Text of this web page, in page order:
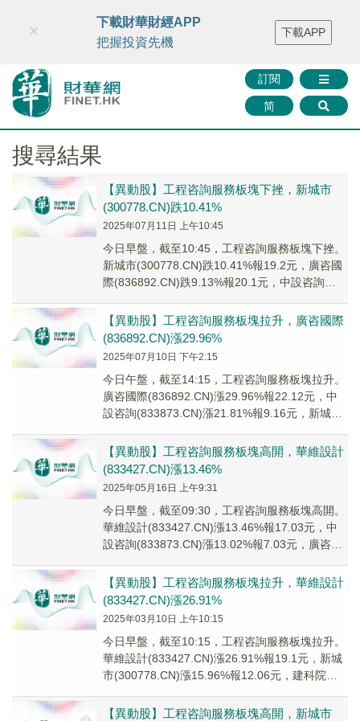
財華智庫網 FINTV FINMETA 財華證券 媒體矩陣
智庫沙龍
聯絡我們
訂閱
简
×
下載財華財經APP
把握投資先機
下載APP
搜尋結果
【異動股】工程咨詢服務板塊下挫，新城市
(300778.CN)跌10.41%
2025年07月11日 上午10:45
今日早盤，截至10:45，工程咨詢服務板塊下挫。
新城市(300778.CN)跌10.41%報19.2元，廣咨國
際(836892.CN)跌9.13%報20.1元，中設咨詢
【異動股】工程咨詢服務板塊拉升，廣咨國際
(836892.CN)漲29.96%
2025年07月10日 下午2:15
今日午盤，截至14:15，工程咨詢服務板塊拉升。
廣咨國際(836892.CN)漲29.96%報22.12元，中
設咨詢(833873.CN)漲21.81%報9.16元，新城市
【異動股】工程咨詢服務板塊高開，華維設計
(833427.CN)漲13.46%
2025年05月16日 上午9:31
今日早盤，截至09:30，工程咨詢服務板塊高開。
華維設計(833427.CN)漲13.46%報17.03元，中
設咨詢(833873.CN)漲13.02%報7.03元，廣咨國
【異動股】工程咨詢服務板塊拉升，華維設計
(833427.CN)漲26.91%
2025年03月10日 上午10:15
今日早盤，截至10:15，工程咨詢服務板塊拉升。
華維設計(833427.CN)漲26.91%報19.1元，新城
市(300778.CN)漲15.96%報12.06元，建科院
【異動股】工程咨詢服務板塊高開，新城市